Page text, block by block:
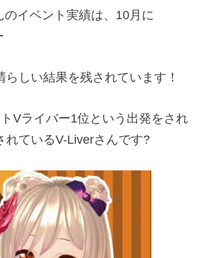
のイベント実績は、 10月に
らしい結果を残されています！
Vライバー1位という出発をされ
れているV-Liverさんです?